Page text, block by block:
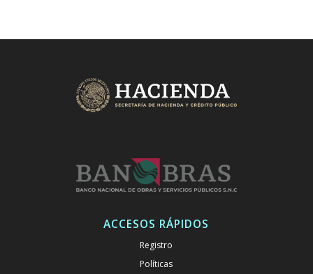
ACCESOS RÁPIDOS
Registro
Políticas